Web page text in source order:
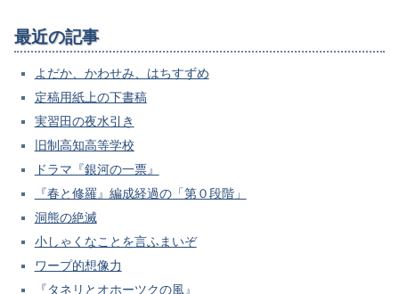
最近の記事
よだか、かわせみ、はちすずめ
定稿用紙上の下書稿
実習田の夜水引き
旧制高知高等学校
ドラマ『銀河の一票』
『春と修羅』編成経過の「第０段階」
洞熊の絶滅
小しゃくなことを言ふまいぞ
ワープ的想像力
『タネリとオホーツクの風』